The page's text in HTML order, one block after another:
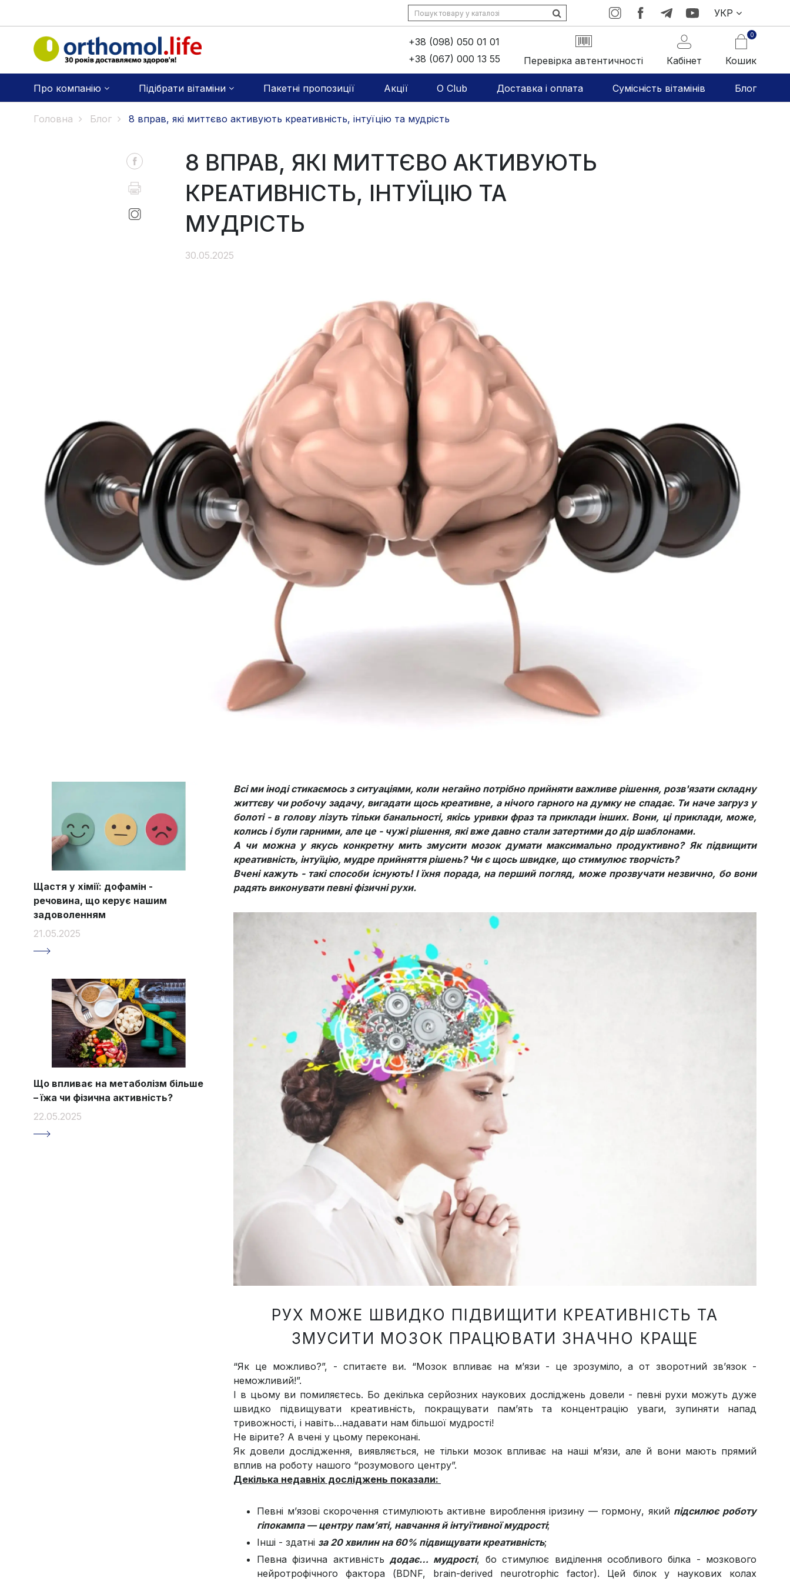
УКР
+38 (098) 050 01 01
+38 (067) 000 13 55
Перевірка автентичності Кабінет
0
Кошик
Про компанію Підібрати вітаміни Пакетні пропозиції Акції O Club Доставка і оплата Сумісність вітамінів Блог
Головна Блог 8 вправ, які миттєво активують креативність, інтуїцію та мудрість
8 ВПРАВ, ЯКІ МИТТЄВО АКТИВУЮТЬ
КРЕАТИВНІСТЬ, ІНТУЇЦІЮ ТА
МУДРІСТЬ
30.05.2025
Щастя у хімії: дофамін -
речовина, що керує нашим
задоволенням
21.05.2025
Що впливає на метаболізм більше
– їжа чи фізична активність?
22.05.2025
Всі ми іноді стикаємось з ситуаціями, коли негайно потрібно прийняти важливе рішення, розв'язати складну
життєву чи робочу задачу, вигадати щось креативне, а нічого гарного на думку не спадає. Ти наче загруз у
болоті - в голову лізуть тільки банальності, якісь уривки фраз та приклади інших. Вони, ці приклади, може,
колись і були гарними, але це - чужі рішення, які вже давно стали затертими до дір шаблонами.
А чи можна у якусь конкретну мить змусити мозок думати максимально продуктивно? Як підвищити
креативність, інтуїцію, мудре прийняття рішень? Чи є щось швидке, що стимулює творчість?
Вчені кажуть - такі способи існують! І їхня порада, на перший погляд, може прозвучати незвично, бо вони
радять виконувати певні фізичні рухи.
РУХ МОЖЕ ШВИДКО ПІДВИЩИТИ КРЕАТИВНІСТЬ ТА
ЗМУСИТИ МОЗОК ПРАЦЮВАТИ ЗНАЧНО КРАЩЕ
“Як це можливо?”, - спитаєте ви. “Мозок впливає на м’язи - це зрозуміло, а от зворотний зв’язок -
неможливий!”.
І в цьому ви помиляєтесь. Бо декілька серйозних наукових досліджень довели - певні рухи можуть дуже
швидко підвищувати креативність, покращувати пам’ять та концентрацію уваги, зупиняти напад
тривожності, і навіть…надавати нам більшої мудрості!
Не вірите? А вчені у цьому переконані.
Як довели дослідження, виявляється, не тільки мозок впливає на наші м’язи, але й вони мають прямий
вплив на роботу нашого “розумового центру”.
Декілька недавніх досліджень показали:
Певні м’язові скорочення стимулюють активне вироблення іризину — гормону, який підсилює роботу
гіпокампа — центру пам’яті, навчання й інтуїтивної мудрості;
Інші - здатні за 20 хвилин на 60% підвищувати креативність;
Певна фізична активністьдодає… мудрості, бо стимулює виділення особливого білка - мозкового
нейротрофічного фактора (BDNF, brain-derived neurotrophic factor). Цей білок у наукових колах